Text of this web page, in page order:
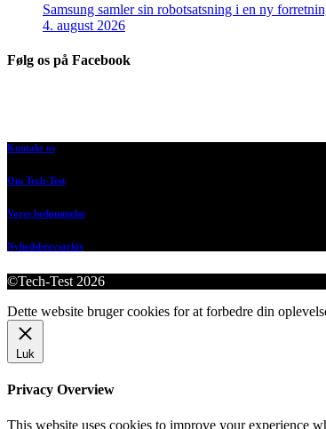
Samsung samler sin robotsatsning i en ny
4. august 2026
Følg os på Facebook
Kontakt os
Om Tech-Test
Vores bedømmelse
Nyhedsbrevsarkiv
©Tech-Test 2026
Dette website bruger cookies for at forbedre din
Luk
Privacy Overview
This website uses cookies to improve your experience